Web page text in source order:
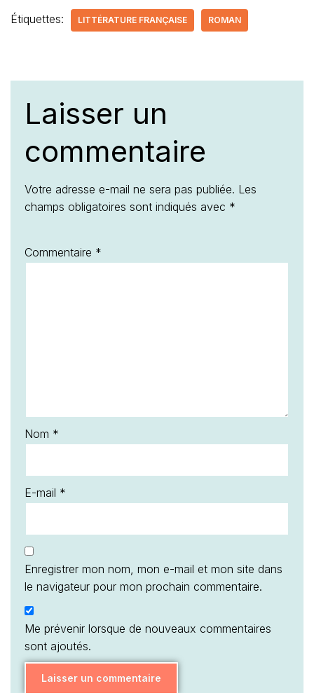
Étiquettes: LITTÉRATURE FRANÇAISE ROMAN
Laisser un
commentaire
Votre adresse e-mail ne sera pas publiée. Les
champs obligatoires sont indiqués avec *
Commentaire *
Nom *
E-mail *
Enregistrer mon nom, mon e-mail et mon site dans
le navigateur pour mon prochain commentaire.
Me prévenir lorsque de nouveaux commentaires
sont ajoutés.